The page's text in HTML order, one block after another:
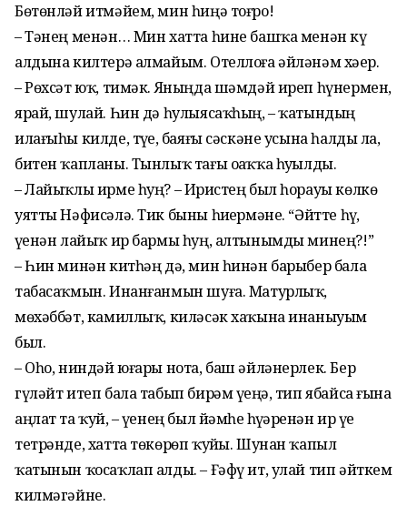
Бөтөнләй итмәйем, мин һиңә тоғро!
– Тәнең менән… Мин хатта һине башҡа менән күҙ
алдына килтерә алмайым. Отеллоға әйләнәм хәҙер.
– Рөхсәт юҡ, тимәк. Яныңда шәмдәй иреп һүнермен,
ярай, шулай. Һин дә һулыясаҡһың, – ҡатындың
илағыһы килде, түҙҙе, баяғы сәскәне усына һалды ла,
битен ҡапланы. Тынлыҡ тағы оҙаҡҡа һуҙылды.
– Лайыҡлы ирме һуң? – Иҙристең был һорауы көлкө
уятты Нәфисәлә. Тик быны һиҙҙермәне. “Әйтте һүҙ,
үҙенән лайыҡ ир бармы һуң, алтынымды минең?!”
– Һин минән китһәң дә, мин һинән барыбер бала
табасаҡмын. Инанғанмын шуға. Матурлыҡ,
мөхәббәт, камиллыҡ, киләсәк хаҡына инаныуым
был.
– Оһо, ниндәй юғары нота, баш әйләнерлек. Бер
гүләйт итеп бала табып бирәм үҙеңә, тип ябайса ғына
аңлат та ҡуй, – үҙенең был йәмһеҙ һүҙҙәренән ир үҙе
тетрәнде, хатта төкөрөп ҡуйҙы. Шунан ҡапыл
ҡатынын ҡосаҡлап алды. – Ғәфү ит, улай тип әйткем
килмәгәйне.